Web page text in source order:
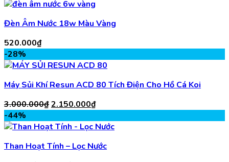
Đèn Âm Nước 18w Màu Vàng
520.000₫
-28%
Máy Sủi Khí Resun ACD 80 Tích Điện Cho Hồ Cá Koi
3.000.000₫Giá
là:
2.150.000₫Giá
tại
2.150.000₫.
-44%
Than Hoạt Tính – Lọc Nước